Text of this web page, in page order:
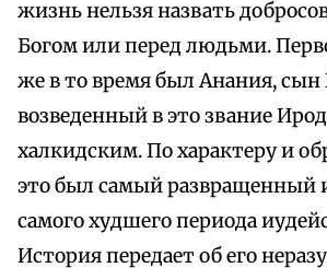
жизнь нельзя назвать
Богом или перед людьми.
же в то время был Анания, сын
возведенный в это звание
халкидским. По характеру и
это был самый развращенный
самого худшего периода
История передает об его